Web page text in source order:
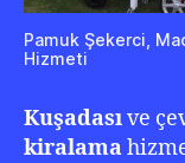
Pamuk Şekerci,
Hizmeti
Kuşadasıve
kiralama